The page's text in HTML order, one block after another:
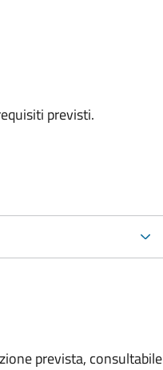
previsti.
prevista, consultabile